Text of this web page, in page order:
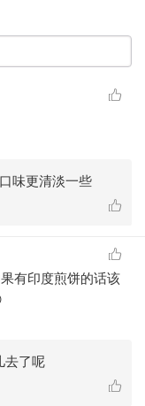
一些超市里能够买
但味道比起用咖喱
好了。
味更清淡一些
有印度煎饼的话该
去了呢